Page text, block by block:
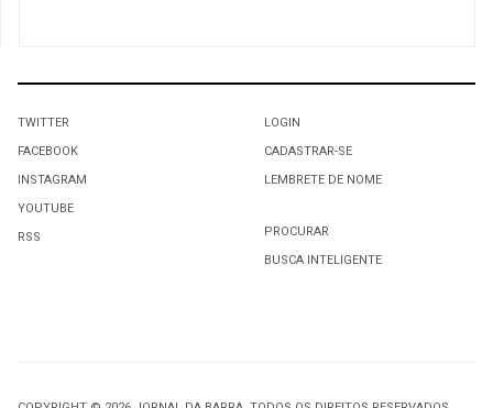
TWITTER
FACEBOOK
INSTAGRAM
YOUTUBE
RSS
LOGIN
CADASTRAR-SE
LEMBRETE DE NOME
PROCURAR
BUSCA INTELIGENTE